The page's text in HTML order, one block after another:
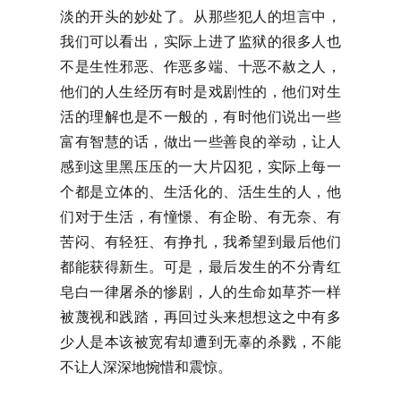
淡的开头的妙处了。从那些犯人的坦言中，
我们可以看出，实际上进了监狱的很多人也
不是生性邪恶、作恶多端、十恶不赦之人，
他们的人生经历有时是戏剧性的，他们对生
活的理解也是不一般的，有时他们说出一些
富有智慧的话，做出一些善良的举动，让人
感到这里黑压压的一大片囚犯，实际上每一
个都是立体的、生活化的、活生生的人，他
们对于生活，有憧憬、有企盼、有无奈、有
苦闷、有轻狂、有挣扎，我希望到最后他们
都能获得新生。可是，最后发生的不分青红
皂白一律屠杀的惨剧，人的生命如草芥一样
被蔑视和践踏，再回过头来想想这之中有多
少人是本该被宽宥却遭到无辜的杀戮，不能
不让人深深地惋惜和震惊。